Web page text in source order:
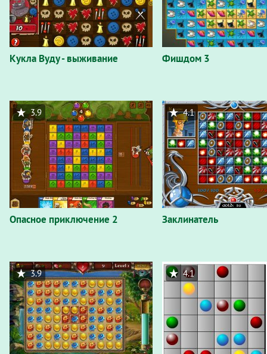
Кукла Вуду - выживание Фишдом 3
Опасное приключение 2
3.9
Заклинатель
4.1
3.9 4.1